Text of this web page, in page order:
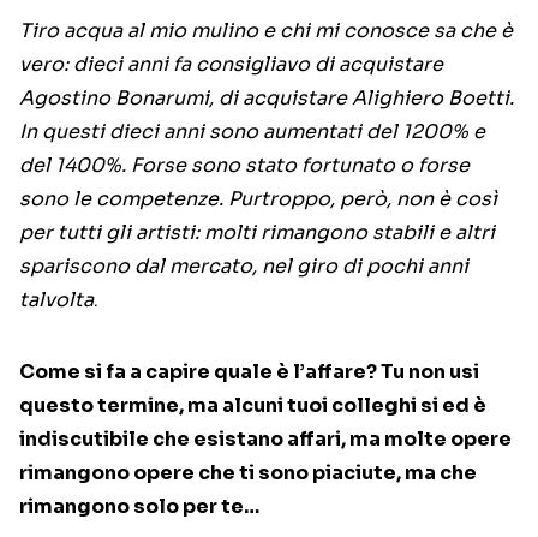
Tiro acqua al mio mulino e chi mi conosce sa che è
vero: dieci anni fa consigliavo di acquistare
Agostino Bonarumi, di acquistare Alighiero Boetti.
In questi dieci anni sono aumentati del 1200% e
del 1400%. Forse sono stato fortunato o forse
sono le competenze. Purtroppo, però, non è così
per tutti gli artisti: molti rimangono stabili e altri
spariscono dal mercato, nel giro di pochi anni
talvolta.
Come si fa a capire quale è l’affare? Tu non usi
questo termine, ma alcuni tuoi colleghi si ed è
indiscutibile che esistano affari, ma molte opere
rimangono opere che ti sono piaciute, ma che
rimangono solo per te…